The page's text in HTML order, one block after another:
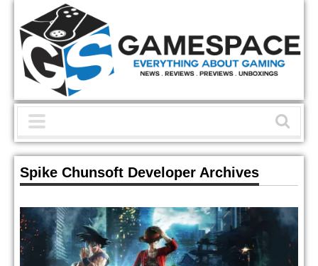
Spike Chunsoft Developer Archives